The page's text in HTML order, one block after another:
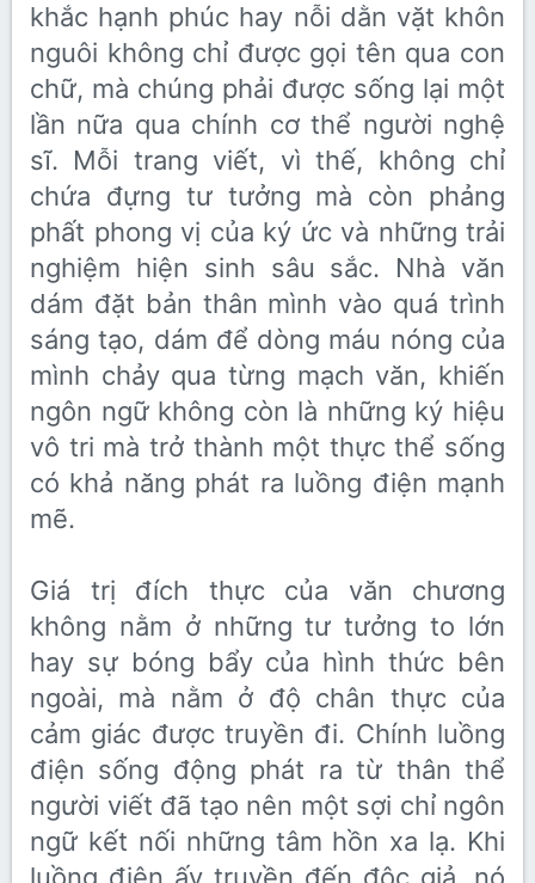
khắc hạnh phúc hay nỗi dằn vặt khôn
nguôi không chỉ được gọi tên qua con
chữ, mà chúng phải được sống lại một
lần nữa qua chính cơ thể người nghệ
sĩ. Mỗi trang viết, vì thế, không chỉ
chứa đựng tư tưởng mà còn phảng
phất phong vị của ký ức và những trải
nghiệm hiện sinh sâu sắc. Nhà văn
dám đặt bản thân mình vào quá trình
sáng tạo, dám để dòng máu nóng của
mình chảy qua từng mạch văn, khiến
ngôn ngữ không còn là những ký hiệu
vô tri mà trở thành một thực thể sống
có khả năng phát ra luồng điện mạnh
mẽ.
Giá trị đích thực của văn chương
không nằm ở những tư tưởng to lớn
hay sự bóng bẩy của hình thức bên
ngoài, mà nằm ở độ chân thực của
cảm giác được truyền đi. Chính luồng
điện sống động phát ra từ thân thể
người viết đã tạo nên một sợi chỉ ngôn
ngữ kết nối những tâm hồn xa lạ. Khi